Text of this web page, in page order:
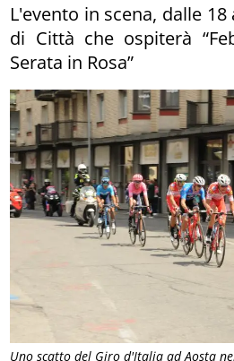
Uno scatto del Giro d'Italia ad Aosta
L'evento in scena, dalle
di Città che ospiterà
Serata in Rosa”